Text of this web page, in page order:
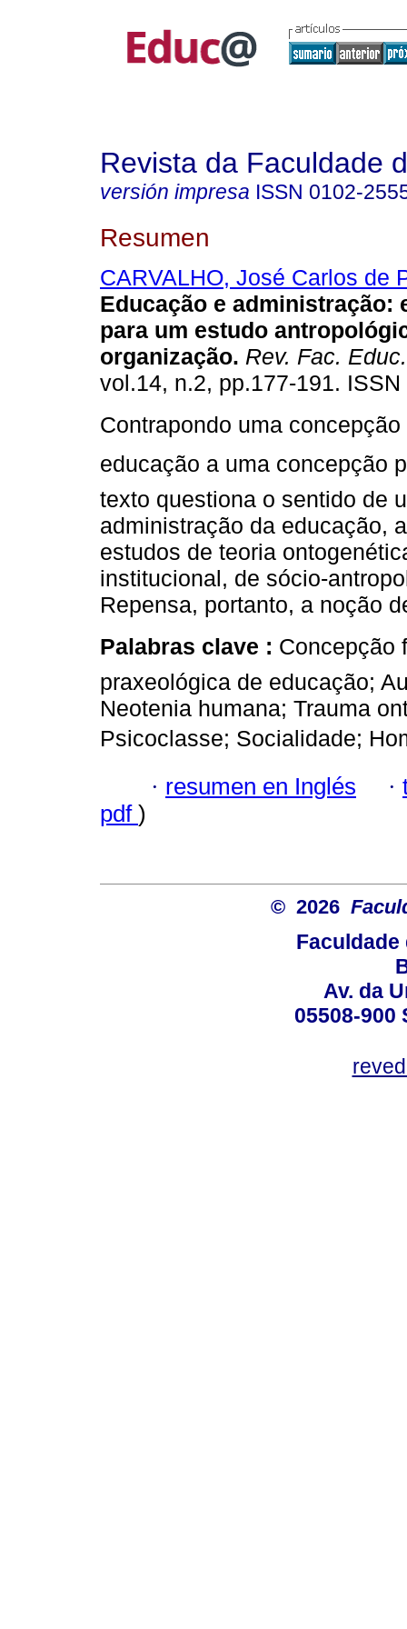
Revista da Faculdade
versión impresa ISSN 0102-
Resumen
CARVALHO, José Carlos de
Educação e administração:
para um estudo
organização. Rev. Fac. Educ.
vol.14, n.2, pp.177-191.
Contrapondo uma concepção
educação a uma concepção
texto questiona o sentido de
administração da educação,
estudos de teoria
institucional, de sócio-
Repensa, portanto, a noção
Palabras clave : Concepção
praxeológica de educação;
Neotenia humana; Trauma
Psicoclasse; Socialidade;
· resumen en Inglés ·
pdf )
© 2026
Faculdade
Av. da
05508-900